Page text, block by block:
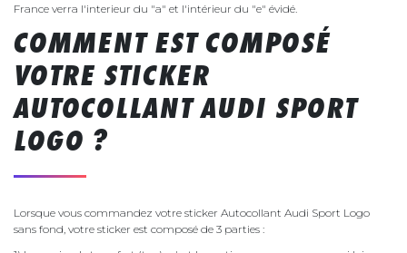
France verra l'interieur du "a" et l'intérieur du "e" évidé.
COMMENT EST COMPOSÉ
VOTRE STICKER
AUTOCOLLANT AUDI SPORT
LOGO ?
Lorsque vous commandez votre sticker Autocollant Audi Sport Logo
sans fond, votre sticker est composé de 3 parties :